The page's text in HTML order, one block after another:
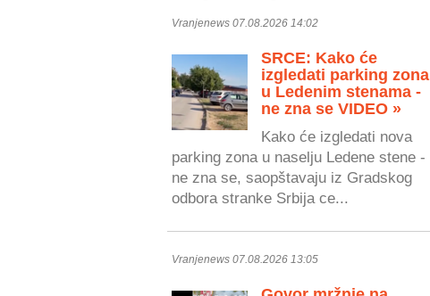
Vranjenews 07.08.2026 14:02
SRCE: Kako će
izgledati parking zona
u Ledenim stenama -
ne zna se VIDEO »
Kako će izgledati nova
parking zona u naselju Ledene stene -
ne zna se, saopštavaju iz Gradskog
odbora stranke Srbija ce...
Vranjenews 07.08.2026 13:05